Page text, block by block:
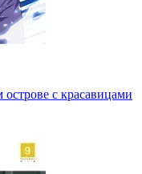
с красавицами